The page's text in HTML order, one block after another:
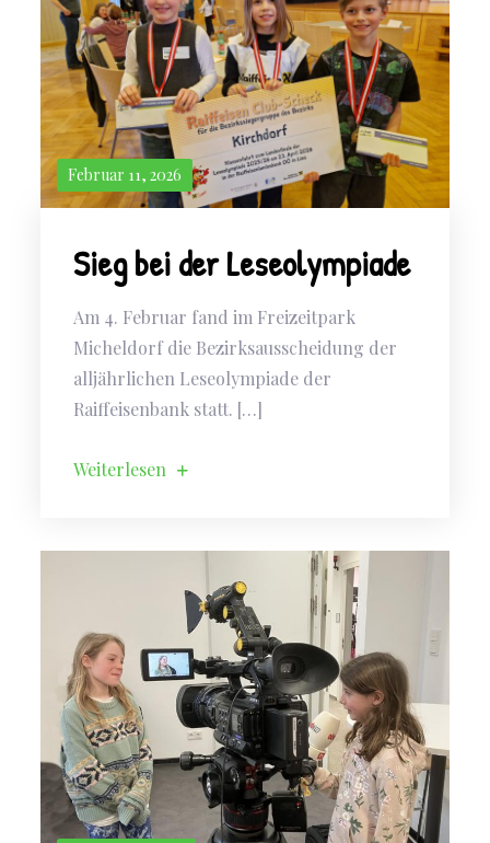
Februar 11, 2026
Sieg bei der Leseolympiade
Am 4. Februar fand im Freizeitpark
Micheldorf die Bezirksausscheidung der
alljährlichen Leseolympiade der
Raiffeisenbank statt. […]
Weiterlesen